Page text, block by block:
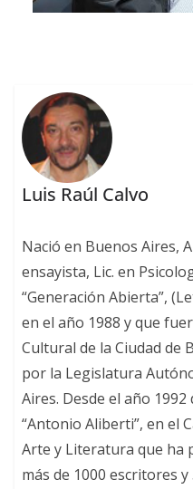
Luis Raúl Calvo
Nació en Buenos Aires,
ensayista, Lic. en
“Generación Abierta”,
en el año 1988 y que
Cultural de la Ciudad de
por la Legislatura
Aires. Desde el año
“Antonio Aliberti”, en el
Arte y Literatura que ha
más de 1000 escritores